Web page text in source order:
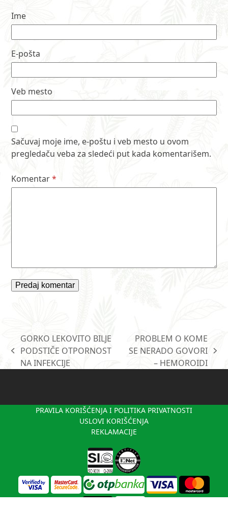
Ime
E-pošta
Veb mesto
Sačuvaj moje ime, e-poštu i veb mesto u ovom
pregledaču veba za sledeći put kada komentarišem.
Komentar*
previous
post:
GORKO LEKOVITO BILJE
PODSTIČE OTPORNOST
NA INFEKCIJE
next
post:
PROBLEM O KOME
SE NERADO GOVORI
– HEMOROIDI
PRAVILA KORIŠĆENJA I POLITIKA PRIVATNOSTI
USLOVI KORIŠĆENJA
REKLAMACIJE